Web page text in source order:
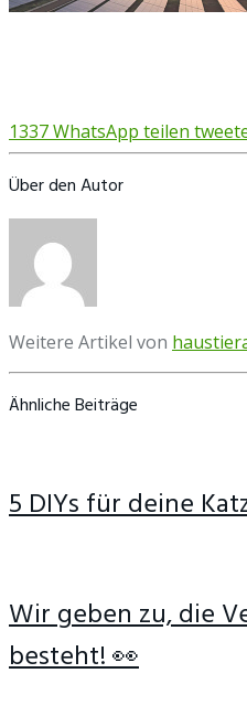
1337WhatsApp teilen
Über den Autor
Weitere Artikel von
Ähnliche Beiträge
5 DIYs für deine
Wir geben zu, die
besteht! 👀